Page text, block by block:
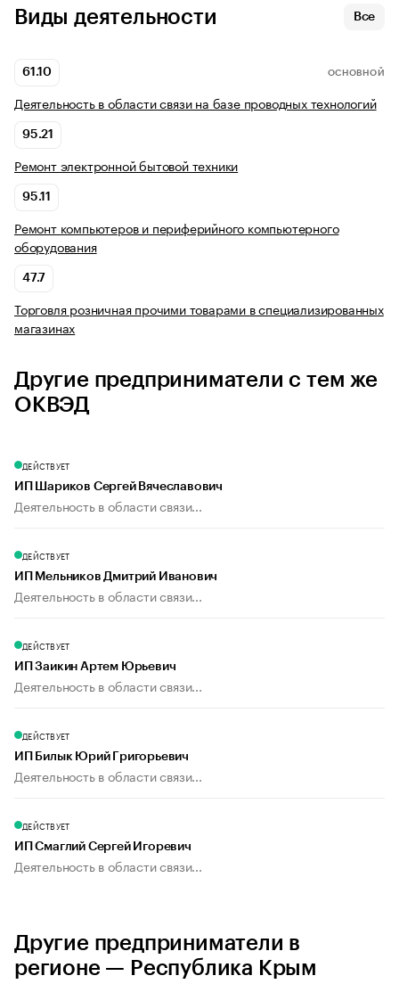
Виды деятельности Все
61.10 ОСНОВНОЙ
Деятельность в области связи на базе проводных технологий
95.21
Ремонт электронной бытовой техники
95.11
Ремонт компьютеров и периферийного компьютерного
оборудования
47.7
Торговля розничная прочими товарами в специализированных
магазинах
Другие предприниматели с тем же
ОКВЭД
ДЕЙСТВУЕТ
ИП Шариков Сергей Вячеславович
Деятельность в области связи...
ДЕЙСТВУЕТ
ИП Мельников Дмитрий Иванович
Деятельность в области связи...
ДЕЙСТВУЕТ
ИП Заикин Артем Юрьевич
Деятельность в области связи...
ДЕЙСТВУЕТ
ИП Билык Юрий Григорьевич
Деятельность в области связи...
ДЕЙСТВУЕТ
ИП Смаглий Сергей Игоревич
Деятельность в области связи...
Другие предприниматели в
регионе — Республика Крым